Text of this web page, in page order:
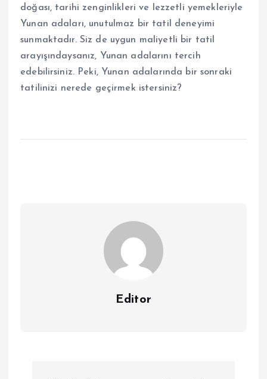
doğası, tarihi zenginlikleri ve lezzetli yemekleriyle
Yunan adaları, unutulmaz bir tatil deneyimi
sunmaktadır. Siz de uygun maliyetli bir tatil
arayışındaysanız, Yunan adalarını tercih
edebilirsiniz. Peki, Yunan adalarında bir sonraki
tatilinizi nerede geçirmek istersiniz?
Editor